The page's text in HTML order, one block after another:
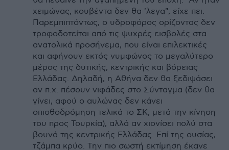
χειμώνας, κουβέντα δεν θα 'λεγα", είχε πει.
Παρεμπιπτόντως, ο υδροφόρος ορίζοντας δεν
τροφοδοτείται από τις ψυχρές εισβολές στα
ανατολικά προσήνεμα, που είναι επιλεκτικές
και αφήνουν εκτός νυμφώνος το μεγαλύτερο
μέρος της δυτικής, κεντρικής και βόρειας
Ελλάδας. Δηλαδή, η Αθήνα δεν θα ξεδιψάσει
αν π.χ. πέσουν νιφάδες στο Σύνταγμα (δεν θα
γίνει, αφού ο αυλώνας δεν κάνει
οπισθοδρόμηση τελικά το ΣΚ, μετά την κίνηση
του προς Τουρκία), αλλά αν χιονίσει πολύ στα
βουνά της κεντρικής Ελλάδας. Επί της ουσίας,
τζάμπα κρύο. Την πιο σωστή εκτίμηση έκανε